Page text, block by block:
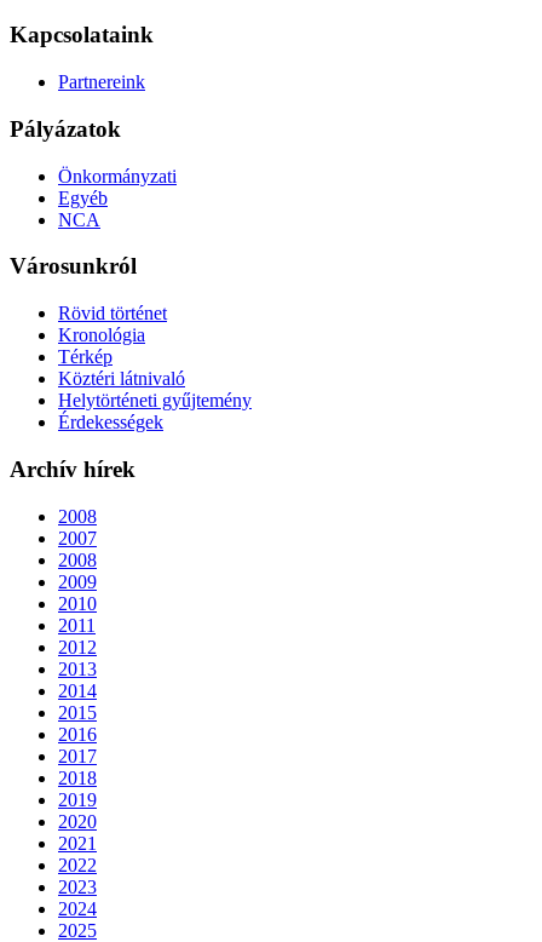
Kapcsolataink
Partnereink
Pályázatok
Önkormányzati
Egyéb
NCA
Városunkról
Rövid történet
Kronológia
Térkép
Köztéri látnivaló
Helytörténeti gyűjtemény
Érdekességek
Archív hírek
2008
2007
2008
2009
2010
2011
2012
2013
2014
2015
2016
2017
2018
2019
2020
2021
2022
2023
2024
2025